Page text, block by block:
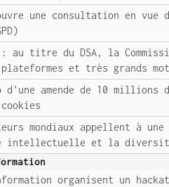
ouvre une consultation en
titre du DSA, la
et très grands
d'une amende de 10
mondiaux appellent à
intellectuelle et la
organisent un